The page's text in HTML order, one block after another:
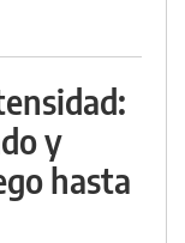
y
hasta